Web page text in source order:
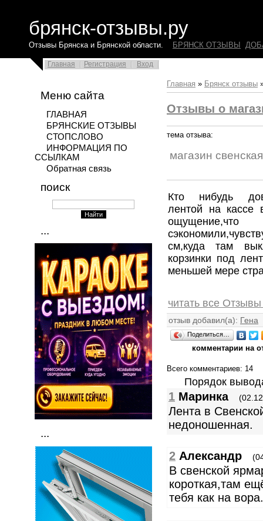
брянск-отзывы.ру
Отзывы Брянска и Брянской области. БРЯНСК ОТЗЫВЫ
Главная Регистрация Вход
Меню сайта
ГЛАВНАЯ
БРЯНСКИЕ ОТЗЫВЫ
СТОПСЛОВО
ИНФОРМАЦИЯ ПО
ССЫЛКАМ
Обратная связь
поиск
...
...
Главная » Брянск отзывы
Отзывы о
тема отзыва:
магазин
Кто нибудь
лентой на кассе
см,куда там
корзинки под
меньшей мере
читать все
отзыв добавил(а): Гена
Поделиться…
комментарии на
Всего комментариев: 14
Порядок
1 Маринка
Лента в
недоношенная.
2 Александр
В свенской
короткая,там
тебя как на вора.